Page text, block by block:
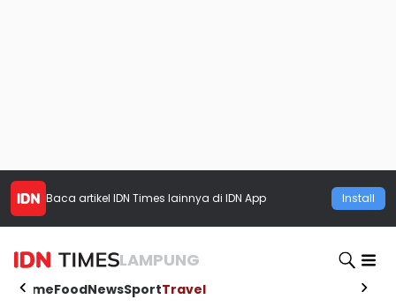
Baca artikel IDN Times lainnya di IDN App Install
LAMPUNG
HomeFoodNewsSportTravel